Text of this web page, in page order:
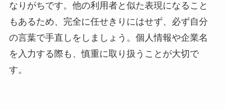
なりがちです。他の利用者と似た表現になること
もあるため、完全に任せきりにはせず、必ず自分
の言葉で手直しをしましょう。個人情報や企業名
を入力する際も、慎重に取り扱うことが大切で
す。